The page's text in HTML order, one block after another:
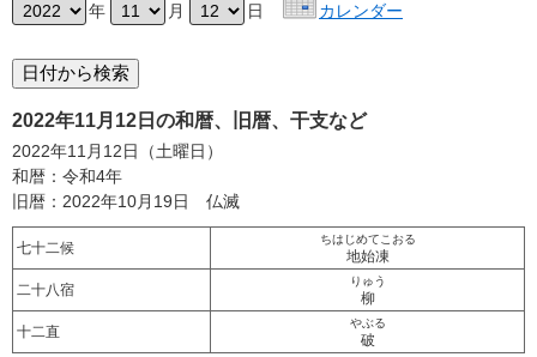
年 月 日 カレンダー
2022年11月12日の和暦、旧暦、干支など
2022年11月12日（土曜日）
和暦：令和4年
旧暦：2022年10月19日 仏滅
七十二候
ちはじめてこおる
地始凍
二十八宿
りゅう
柳
十二直
やぶる
破